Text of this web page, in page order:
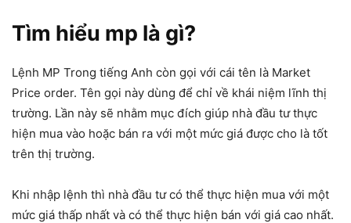
Tìm hiểu mp là gì?
Lệnh MP Trong tiếng Anh còn gọi với cái tên là Market
Price order. Tên gọi này dùng để chỉ về khái niệm lĩnh thị
trường. Lần này sẽ nhằm mục đích giúp nhà đầu tư thực
hiện mua vào hoặc bán ra với một mức giá được cho là tốt
trên thị trường.
Khi nhập lệnh thì nhà đầu tư có thể thực hiện mua với một
mức giá thấp nhất và có thể thực hiện bán với giá cao nhất.